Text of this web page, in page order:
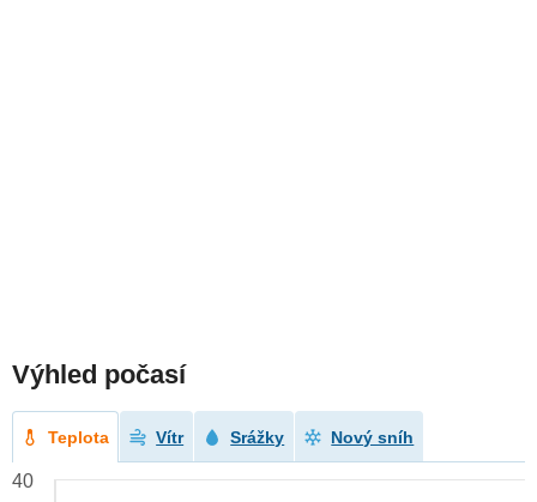
Výhled počasí
Teplota Vítr Srážky Nový sníh
40